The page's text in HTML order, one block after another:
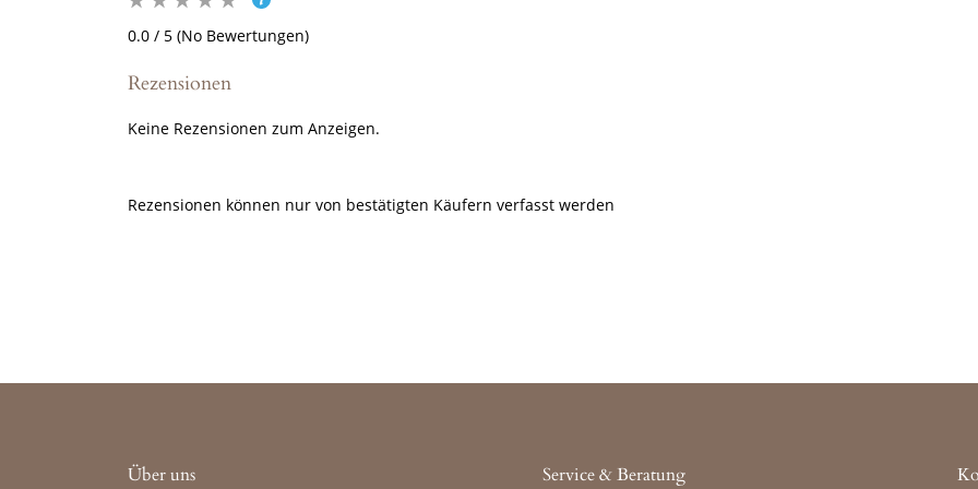
0.0 / 5 (No Bewertungen)
Rezensionen
Keine Rezensionen zum Anzeigen.
Rezensionen können nur von bestätigten Käufern verfasst werden
Über uns Service & Beratung